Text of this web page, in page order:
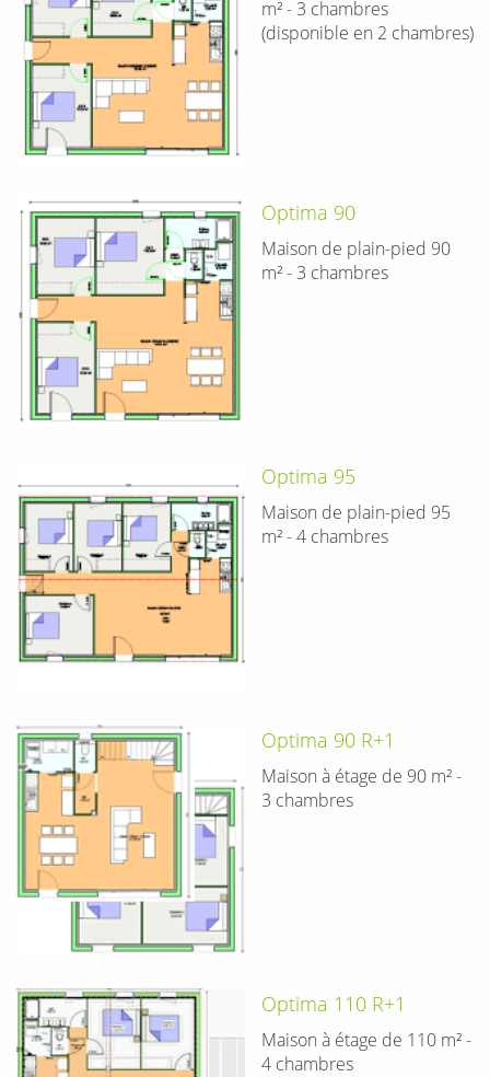
m² - 3 chambres
(disponible en 2 chambres)
Optima 90
Maison de plain-pied 90
m² - 3 chambres
Optima 95
Maison de plain-pied 95
m² - 4 chambres
Optima 90 R+1
Maison à étage de 90 m² -
3 chambres
Optima 110 R+1
Maison à étage de 110 m² -
4 chambres